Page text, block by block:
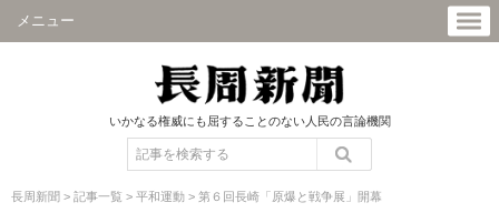
メニュー
いかなる権威にも屈することのない人民の言論機関
長周新聞 > 記事一覧 > 平和運動 > 第６回長崎「原爆と戦争展」開幕